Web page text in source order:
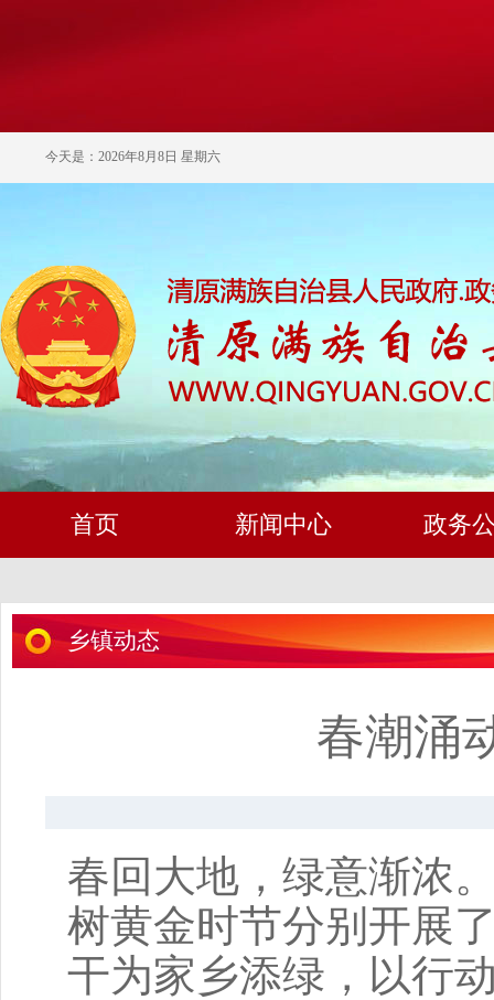
今天是：2026年8月8日 星期六
首页 新闻中心 政务
乡镇动态
春潮涌
春回大地，绿意渐浓
树黄金时节分别开展
干为家乡添绿，以行